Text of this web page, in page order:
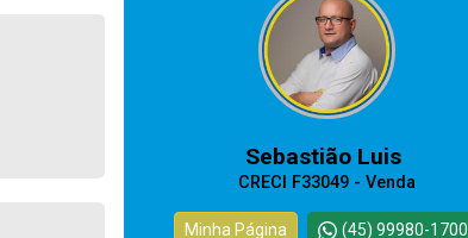
Sebastião Luis
CRECI F33049 - Venda
Minha Página (45) 99980-1700